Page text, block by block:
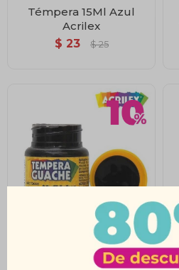
Témpera 15Ml Azul
Acrilex
$ 23 $ 25
Témpera 15Ml Negro
Acrilex